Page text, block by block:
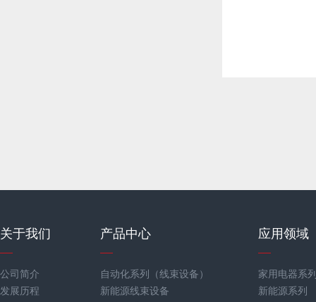
关于我们
公司简介
发展历程
产品中心
自动化系列（线束设备）
新能源线束设备
应用领域
家用电器系
新能源系列